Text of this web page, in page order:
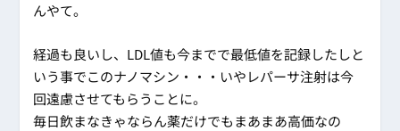
んやて。
経過も良いし、LDL値も今までで最低値を記録したしと
いう事でこのナノマシン・・・いやレパーサ注射は今
回遠慮させてもらうことに。
毎日飲まなきゃならん薬だけでもまあまあ高価なの